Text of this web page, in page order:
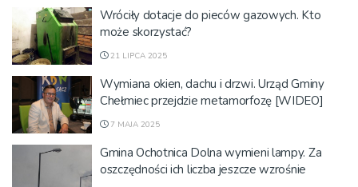
Wróciły dotacje do pieców gazowych. Kto
może skorzystać?
21 LIPCA 2025
Wymiana okien, dachu i drzwi. Urząd Gminy
Chełmiec przejdzie metamorfozę [WIDEO]
7 MAJA 2025
Gmina Ochotnica Dolna wymieni lampy. Za
oszczędności ich liczba jeszcze wzrośnie